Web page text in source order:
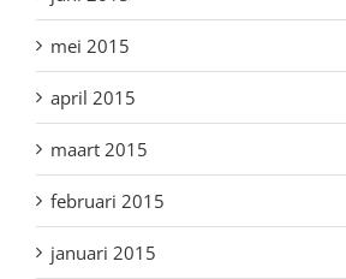
mei 2015
april 2015
maart 2015
februari 2015
januari 2015